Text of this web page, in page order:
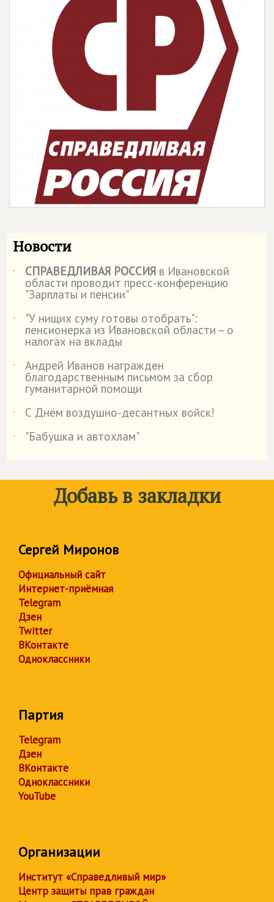
Новости
˙ СПРАВЕДЛИВАЯ РОССИЯ в Ивановской
области проводит пресс-конференцию
"Зарплаты и пенсии"
˙
"У нищих суму готовы отобрать":
пенсионерка из Ивановской области – о
налогах на вклады
˙
Андрей Иванов награжден
благодарственным письмом за сбор
гуманитарной помощи
˙
С Днём воздушно-десантных войск!
˙
"Бабушка и автохлам"
Добавь в закладки
Сергей Миронов
Официальный сайт
Интернет-приёмная
Telegram
Дзен
Twitter
ВКонтакте
Одноклассники
Партия
Telegram
Дзен
ВКонтакте
Одноклассники
YouTube
Организации
Институт «Справедливый мир»
Центр защиты прав граждан